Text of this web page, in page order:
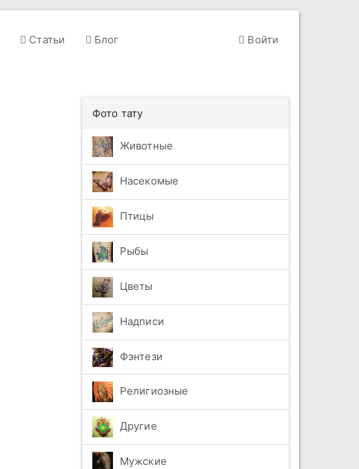
Статьи Блог Войти
Фото тату
Животные
Насекомые
Птицы
Рыбы
Цветы
Надписи
Фэнтези
Религиозные
Другие
Мужские